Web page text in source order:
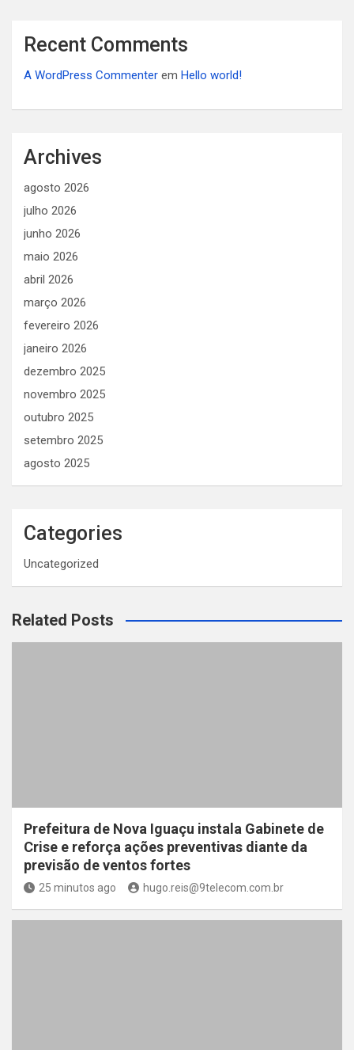
Recent Comments
A WordPress Commenter em Hello world!
Archives
agosto 2026
julho 2026
junho 2026
maio 2026
abril 2026
março 2026
fevereiro 2026
janeiro 2026
dezembro 2025
novembro 2025
outubro 2025
setembro 2025
agosto 2025
Categories
Uncategorized
Related Posts
Prefeitura de Nova Iguaçu instala Gabinete de
Crise e reforça ações preventivas diante da
previsão de ventos fortes
25 minutos ago hugo.reis@9telecom.com.br